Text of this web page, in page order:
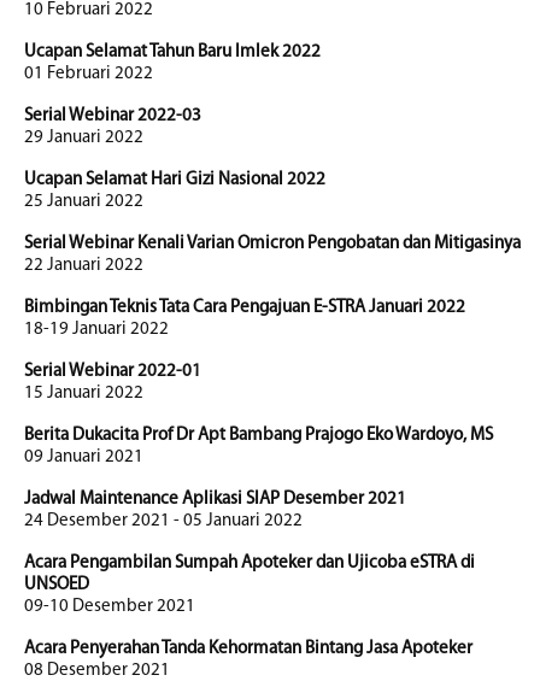
10 Februari 2022
Ucapan Selamat Tahun Baru Imlek 2022
01 Februari 2022
Serial Webinar 2022-03
29 Januari 2022
Ucapan Selamat Hari Gizi Nasional 2022
25 Januari 2022
Serial Webinar Kenali Varian Omicron Pengobatan dan Mitigasinya
22 Januari 2022
Bimbingan Teknis Tata Cara Pengajuan E-STRA Januari 2022
18-19 Januari 2022
Serial Webinar 2022-01
15 Januari 2022
Berita Dukacita Prof Dr Apt Bambang Prajogo Eko Wardoyo, MS
09 Januari 2021
Jadwal Maintenance Aplikasi SIAP Desember 2021
24 Desember 2021 - 05 Januari 2022
Acara Pengambilan Sumpah Apoteker dan Ujicoba eSTRA di
UNSOED
09-10 Desember 2021
Acara Penyerahan Tanda Kehormatan Bintang Jasa Apoteker
08 Desember 2021